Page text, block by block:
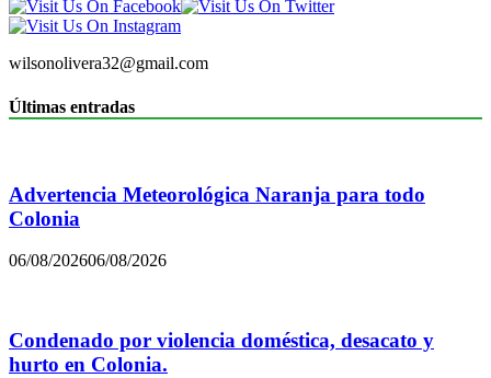
wilsonolivera32@gmail.com
Últimas entradas
Advertencia Meteorológica Naranja para todo
Colonia
06/08/202606/08/2026
Condenado por violencia doméstica, desacato y
hurto en Colonia.